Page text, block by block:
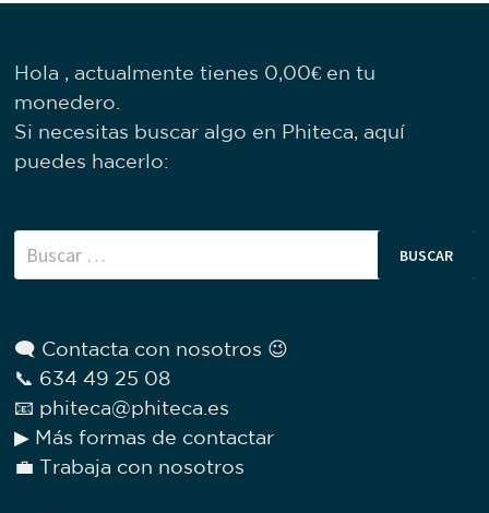
Hola , actualmente tienes 0,00€ en tu
monedero.
Si necesitas buscar algo en Phiteca, aquí
puedes hacerlo:
Buscar:
🗨 Contacta con nosotros 😉
📞 634 49 25 08
📧 phiteca@phiteca.es
▶ Más formas de contactar
💼 Trabaja con nosotros